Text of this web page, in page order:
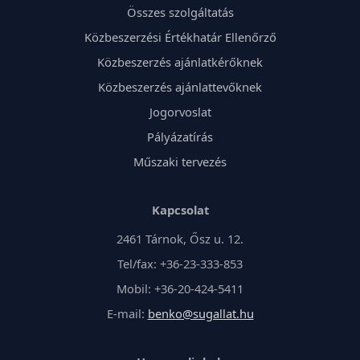
Összes szolgáltatás
Közbeszerzési Értékhatár Ellenőrző
Közbeszerzés ajánlatkérőknek
Közbeszerzés ajánlattevőknek
Jogorvoslat
Pályázatírás
Műszaki tervezés
Kapcsolat
2461 Tárnok, Ősz u. 12.
Tel/fax: +36-23-333-853
Mobil: +36-20-424-5411
E-mail: benko@sugallat.hu